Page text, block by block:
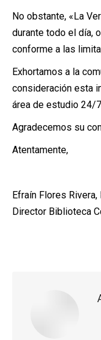
No obstante, «La
durante todo el día,
conforme a las
Exhortamos a la
consideración esta
área de estudio 24/
Agradecemos su
Atentamente,
Efraín Flores Rivera,
Director Biblioteca